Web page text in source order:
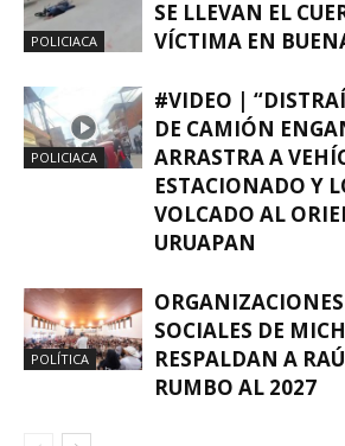
POLICIACA
SE LLEVAN EL
VÍCTIMA EN
POLICIACA
#VIDEO |
DE CAMIÓN
ARRASTRA A
ESTACIONADO Y
VOLCADO AL
URUAPAN
POLÍTICA
SOCIALES DE
RESPALDAN A
RUMBO AL 2027